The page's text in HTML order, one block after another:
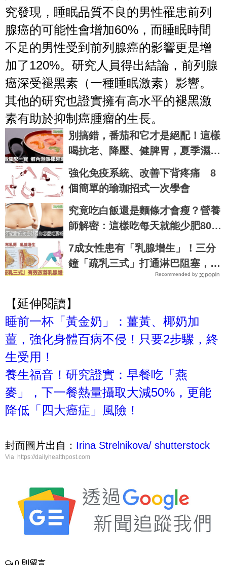
究發現，睡眠品質不良的男性罹患前列
腺癌的可能性會增加60%，而睡眠時間
不足的男性受到前列腺癌的影響更是增
加了120%。研究人員得出結論，前列腺
癌深受褪黑素（一種睡眠激素）影響。
其他的研究也證實擁有高水平的褪黑激
素有助於抑制癌腫瘤的生長。
別搞錯，番茄和它才是絕配！這樣
喝抗老、降壓、健脾胃，夏季濕熱
排光光｜每日健康 Health
強化免疫系統、改善下背疼痛 8
個簡單的瑜珈招式一次學會
究竟吃白飯還是麵條才會瘦？營養
師解密：這樣吃每天就能少肥800
大卡，再也不落入復胖陷阱｜每日
健康 Health
7成女性患有「乳腺增生」！三分
鐘「疏乳三式」打通淋巴阻塞，乳
腺暢通不脹痛｜每日健康Health
Recommended by
【延伸閱讀】
睡前一杯「黃金奶」：薑黃、椰奶加
薑，強化身體百病不侵！只要2步驟，終
生受用！
養生福音！研究證實：早餐吃「燕
麥」，下一餐熱量攝取大減50%，更能
降低「四大癌症」風險！
封面圖片出自： Irina Strelnikova/ shutterstock
Via https://dailyhealthpost.com